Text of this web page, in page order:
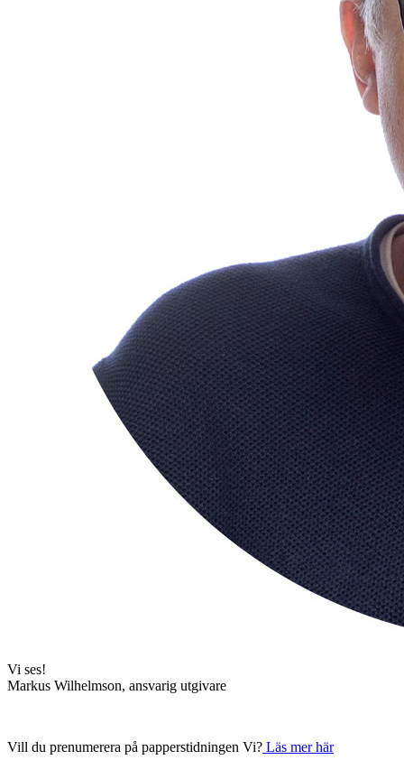
Vi ses!
Markus Wilhelmson, ansvarig utgivare
Vill du prenumerera på papperstidningen Vi? Läs mer här